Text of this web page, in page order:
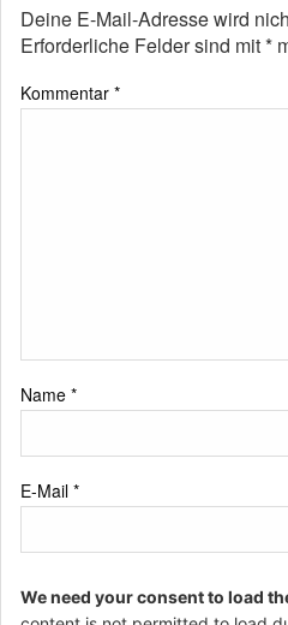
Deine E-Mail-Adresse wird
Erforderliche Felder sind mit*
Kommentar *
Name *
E-Mail *
We need your consent to load